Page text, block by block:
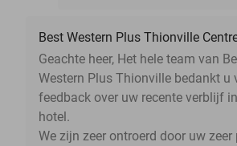
Best Western Plus Thionville
Geachte heer, Het hele team van
Western Plus Thionville bedankt u
feedback over uw recente verblijf
hotel.
We zijn zeer ontroerd door uw zeer